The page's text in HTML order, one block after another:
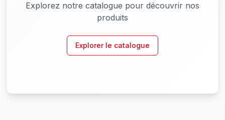
Explorez notre catalogue pour découvrir nos
produits
Explorer le catalogue